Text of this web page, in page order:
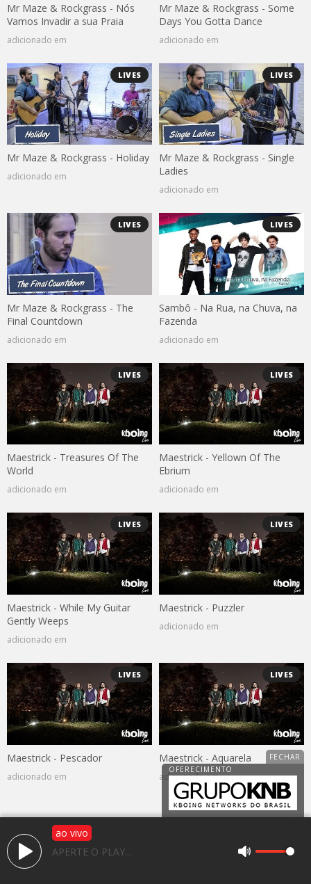
Mr Maze & Rockgrass - Nós
Vamos Invadir a sua Praia
adicionado em
Mr Maze & Rockgrass - Some
Days You Gotta Dance
adicionado em
LIVES
Mr Maze & Rockgrass - Holiday
adicionado em
LIVES
Mr Maze & Rockgrass - Single
Ladies
adicionado em
LIVES
Mr Maze & Rockgrass - The
Final Countdown
adicionado em
LIVES
Sambô - Na Rua, na Chuva, na
Fazenda
adicionado em
LIVES
Maestrick - Treasures Of The
World
adicionado em
LIVES
Maestrick - Yellown Of The
Ebrium
adicionado em
LIVES
Maestrick - While My Guitar
Gently Weeps
adicionado em
LIVES
Maestrick - Puzzler
adicionado em
LIVES
Maestrick - Pescador
adicionado em
LIVES
Maestrick - Aquarela
adicionado em
Av. 25 de janeiro, 1983, Jardim Caparroz
CEP: 15050-466 - São José do Rio Preto / SP
ao vivo
APERTE O PLAY...